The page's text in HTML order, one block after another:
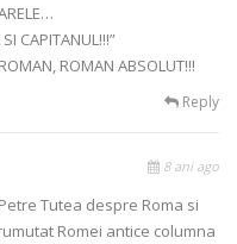
CAPITANUL!!!”
ROMAN ABSOLUT!!!
Reply
8 ani ago
Tutea despre Roma si
Romei antice columna